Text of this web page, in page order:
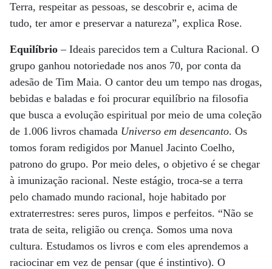
Terra, respeitar as pessoas, se descobrir e, acima de
tudo, ter amor e preservar a natureza”, explica Rose.
Equilíbrio – Ideais parecidos tem a Cultura Racional. O
grupo ganhou notoriedade nos anos 70, por conta da
adesão de Tim Maia. O cantor deu um tempo nas drogas,
bebidas e baladas e foi procurar equilíbrio na filosofia
que busca a evolução espiritual por meio de uma coleção
de 1.006 livros chamada Universo em desencanto. Os
tomos foram redigidos por Manuel Jacinto Coelho,
patrono do grupo. Por meio deles, o objetivo é se chegar
à imunização racional. Neste estágio, troca-se a terra
pelo chamado mundo racional, hoje habitado por
extraterrestres: seres puros, limpos e perfeitos. “Não se
trata de seita, religião ou crença. Somos uma nova
cultura. Estudamos os livros e com eles aprendemos a
raciocinar em vez de pensar (que é instintivo). O